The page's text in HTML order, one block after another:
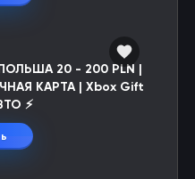
20 - 200 PLN |
КАРТА | Xbox Gift
⚡